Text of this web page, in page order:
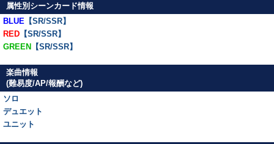
属性別シーンカード情報
BLUE 【SR/SSR】
RED 【SR/SSR】
GREEN 【SR/SSR】
楽曲情報
(難易度/AP/報酬など)
ソロ
デュエット
ユニット